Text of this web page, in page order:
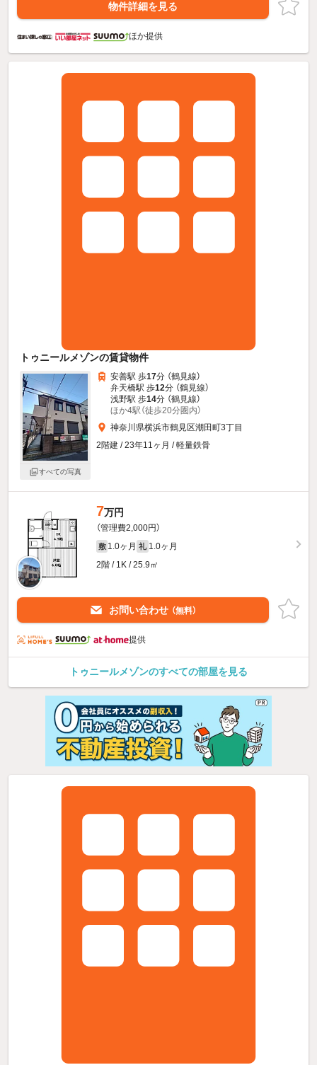
物件詳細を見る
ほか提供
トゥニールメゾンの賃貸物件
すべての写真
安善駅 歩17分 （鶴見線）
弁天橋駅 歩12分 （鶴見線）
浅野駅 歩14分 （鶴見線）
ほか4駅（徒歩20分圏内）
神奈川県横浜市鶴見区潮田町3丁目
2階建 / 23年11ヶ月 / 軽量鉄骨
7万円
（管理費2,000円）
敷 1.0ヶ月 礼 1.0ヶ月
2階 / 1K / 25.9㎡
お問い合わせ （無料）
提供
トゥニールメゾンのすべての部屋を見る